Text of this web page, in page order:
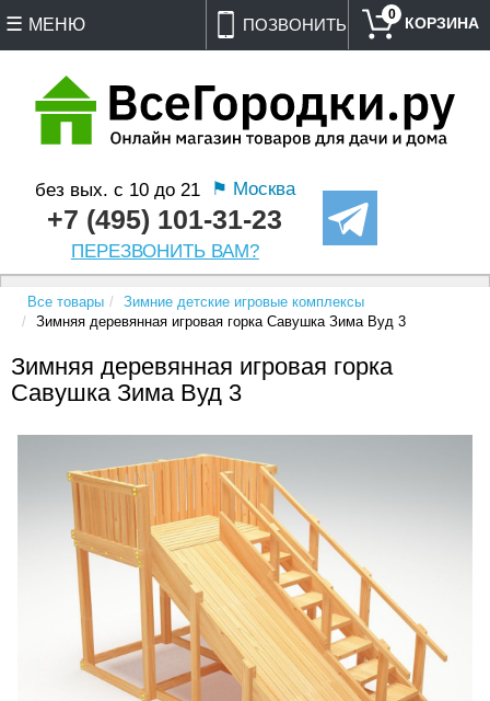
ПОЗВОНИТЬ
без вых. с 10 до 21 ⚑ Москва
+7 (495) 101-31-23
ПЕРЕЗВОНИТЬ ВАМ?
0
МЕНЮ
Все товары
Зимние детские игровые комплексы
Зимняя деревянная игровая горка Савушка Зима Вуд 3
Зимняя деревянная игровая горка
Савушка Зима Вуд 3